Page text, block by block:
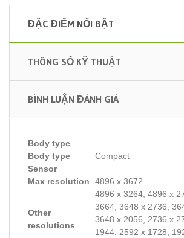
ĐẶC ĐIỂM NỔI BẬT
THÔNG SỐ KỸ THUẬT
BÌNH LUẬN ĐÁNH GIÁ
Body type
Body type
Compact
Sensor
Max resolution
4896 x 3672
Other
resolutions
4896 x 3264, 4896 x
3664, 3648 x 2736,
3648 x 2056, 2736 x
1944, 2592 x 1728,